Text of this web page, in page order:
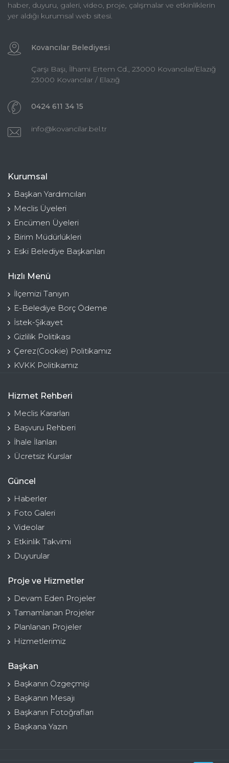
haber, duyuru, galeri, video, proje, çalışmalar ve etkinliklerin
yer aldığı kurumsal web sitesi.
Kovancılar Belediyesi
Çarşı Başı, İlhami Ertem Cd., 23000 Kovancılar/Elazığ
23000 Kovancılar / Elazığ
0424 611 34 15
info@kovancilar.bel.tr
Kurumsal
Başkan Yardımcıları
Meclis Üyeleri
Encümen Üyeleri
Birim Müdürlükleri
Eski Belediye Başkanları
Hızlı Menü
İlçemizi Tanıyın
E-Belediye Borç Ödeme
İstek-Şikayet
Gizlilik Politikası
Çerez(Cookie) Politikamız
KVKK Politikamız
Hizmet Rehberi
Meclis Kararları
Başvuru Rehberi
İhale İlanları
Ücretsiz Kurslar
Güncel
Haberler
Foto Galeri
Videolar
Etkinlik Takvimi
Duyurular
Proje ve Hizmetler
Devam Eden Projeler
Tamamlanan Projeler
Planlanan Projeler
Hizmetlerimiz
Başkan
Başkanın Özgeçmişi
Başkanın Mesajı
Başkanın Fotoğrafları
Başkana Yazın